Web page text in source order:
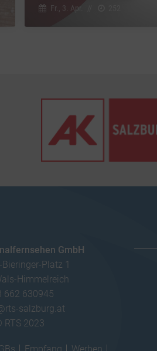
Fr., 3. Apr.
GmbH
Platz 1
Himmelreich
662 630945
salzburg.at
RTS 2023